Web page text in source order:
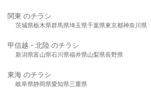
関東 のチラシ
茨城県栃木県群馬県埼玉県千葉県東京都神奈川県
甲信越・北陸 のチラシ
新潟県富山県石川県福井県山梨県長野県
東海 のチラシ
岐阜県静岡県愛知県三重県